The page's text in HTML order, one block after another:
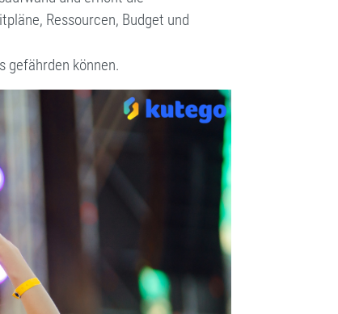
Ressourcen, Budget und
gefährden können.